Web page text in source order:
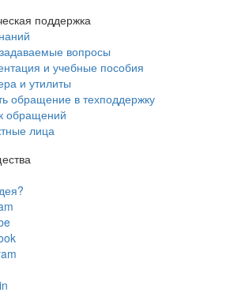
поддержка
вопросы
и учебные пособия
и утилиты
обращение в техподдержку
обращений
лица